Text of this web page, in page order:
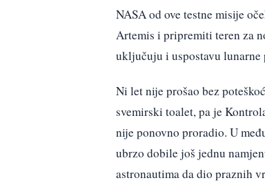
NASA od ove testne misije
Artemis i pripremiti teren za
uključuju i uspostavu
Ni let nije prošao bez
svemirski toalet, pa je
nije ponovno proradio. U
ubrzo dobile još jednu
astronautima da dio praznih